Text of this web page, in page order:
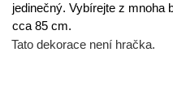
jedinečný. Vybírejte z
cca 85 cm.
Tato dekorace není hračka.